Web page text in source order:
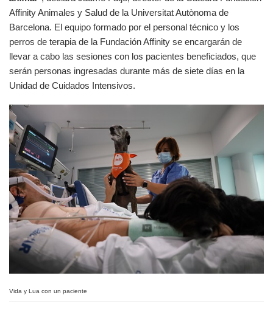
Affinity Animales y Salud de la Universitat Autònoma de
Barcelona. El equipo formado por el personal técnico y los
perros de terapia de la Fundación Affinity se encargarán de
llevar a cabo las sesiones con los pacientes beneficiados, que
serán personas ingresadas durante más de siete días en la
Unidad de Cuidados Intensivos.
Vida y Lua con un paciente